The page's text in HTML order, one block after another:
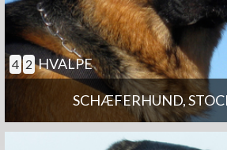
SCHÆFERHUND,
4 2 HVALPE